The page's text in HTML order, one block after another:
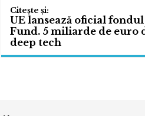
UE lansează oficial
Fund. 5 miliarde de euro
deep tech